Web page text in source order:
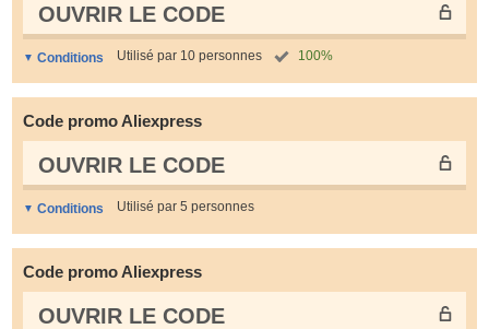
OUVRIR LE СODE
Conditions Utilisé par 10 personnes 100%
Code promo Aliexpress
OUVRIR LE СODE
Conditions Utilisé par 5 personnes
Code promo Aliexpress
OUVRIR LE СODE